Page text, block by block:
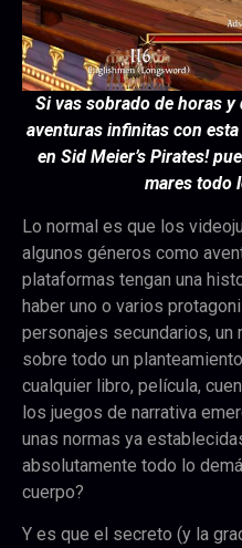
Si vas sobrado de horas
aventuras infinitas con
en Sid Meier’s Pirates!
mares todo
Lo normal es que los
algunos géneros como
plataformas tengan una
haber uno o varios
personajes secundarios,
sobre todo un
cualquier libro, película,
los juegos de narrativa
unas normas ya
absolutamente todo lo
cuerpo?
Y es que el secreto (y la